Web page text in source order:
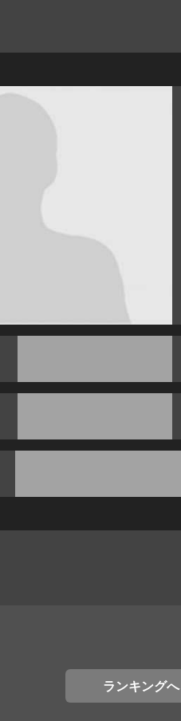
ランキングへ